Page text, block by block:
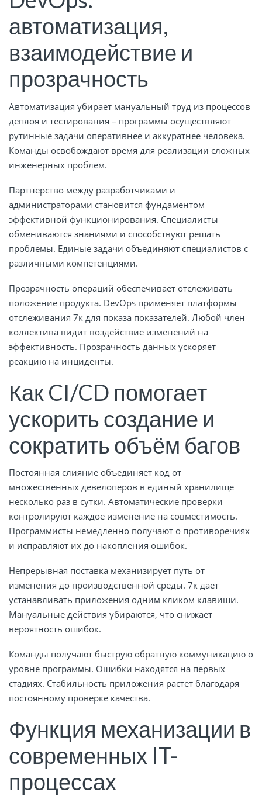
автоматизация,
взаимодействие и
прозрачность
Автоматизация убирает мануальный труд из процессов
деплоя и тестирования – программы осуществляют
рутинные задачи оперативнее и аккуратнее человека.
Команды освобождают время для реализации сложных
инженерных проблем.
Партнёрство между разработчиками и
администраторами становится фундаментом
эффективной функционирования. Специалисты
обмениваются знаниями и способствуют решать
проблемы. Единые задачи объединяют специалистов с
различными компетенциями.
Прозрачность операций обеспечивает отслеживать
положение продукта. DevOps применяет платформы
отслеживания 7к для показа показателей. Любой член
коллектива видит воздействие изменений на
эффективность. Прозрачность данных ускоряет
реакцию на инциденты.
Как CI/CD помогает
ускорить создание и
сократить объём багов
Постоянная слияние объединяет код от
множественных девелоперов в единый хранилище
несколько раз в сутки. Автоматические проверки
контролируют каждое изменение на совместимость.
Программисты немедленно получают о противоречиях
и исправляют их до накопления ошибок.
Непрерывная поставка механизирует путь от
изменения до производственной среды. 7к даёт
устанавливать приложения одним кликом клавиши.
Мануальные действия убираются, что снижает
вероятность ошибок.
Команды получают быструю обратную коммуникацию о
уровне программы. Ошибки находятся на первых
стадиях. Стабильность приложения растёт благодаря
постоянному проверке качества.
Функция механизации в
современных IT-
процессах